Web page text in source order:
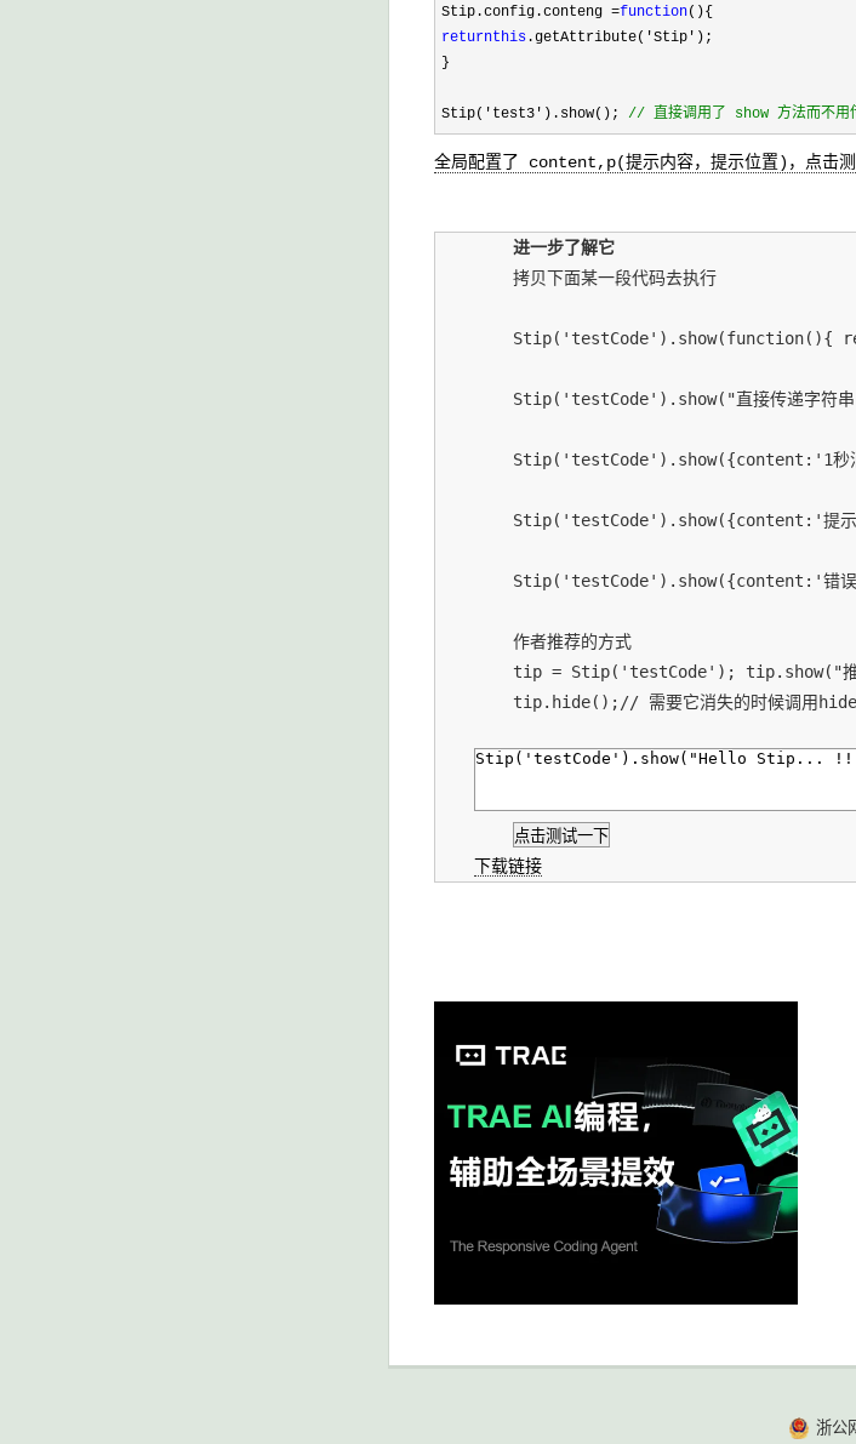
Stip.config.conteng =function(){
returnthis .getAttribute( 'Stip ' );
}
Stip( ' test3 ' ).show(); // 直接调用了 show 方法而不用
全局配置了 content,p(提示内容，提示位置)，点击
进一步了解它
Stip('testCode').show("直接传递字符
Stip('testCode').show({content:'1秒
Stip('testCode').show({content:'提
Stip('testCode').show({content:'错
        作者推荐的方式
tip = Stip('testCode'); tip.show("推
tip.hide();// 需要它消失的时候调用
下载链接
浙公